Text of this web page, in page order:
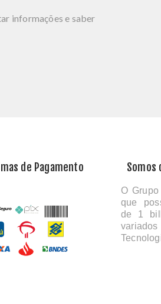
informações e saber
de Pagamento Somos
O
que
de 1